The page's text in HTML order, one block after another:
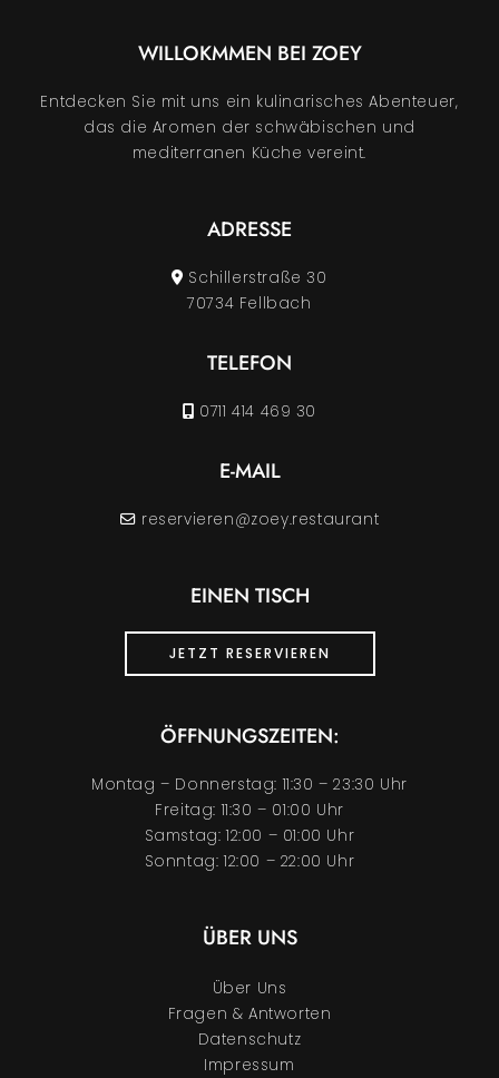
WILLOKMMEN BEI ZOEY
Entdecken Sie mit uns ein kulinarisches Abenteuer,
das die Aromen der schwäbischen und
mediterranen Küche vereint.
ADRESSE
Schillerstraße 30
70734 Fellbach
TELEFON
0711 414 469 30
E-MAIL
reservieren@zoey.restaurant
EINEN TISCH
JETZT RESERVIEREN
ÖFFNUNGSZEITEN:
Montag – Donnerstag: 11:30 – 23:30 Uhr
Freitag: 11:30 – 01:00 Uhr
Samstag: 12:00 – 01:00 Uhr
Sonntag: 12:00 – 22:00 Uhr
ÜBER UNS
Über Uns
Fragen & Antworten
Datenschutz
Impressum